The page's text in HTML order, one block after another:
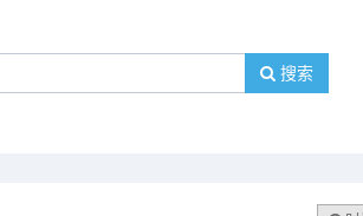
搜索